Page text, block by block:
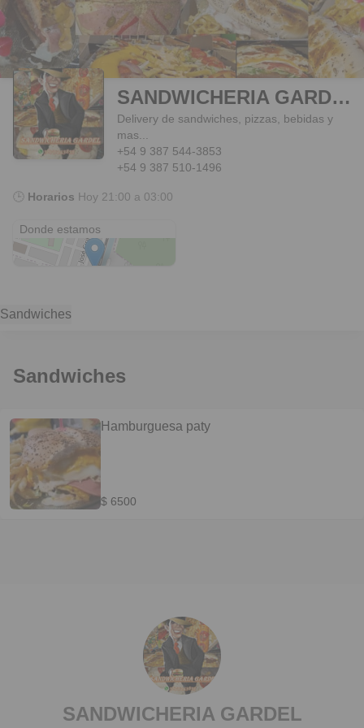
SANDWICHERIA GARDEL
Delivery de sandwiches, pizzas, bebidas y
mas...
+54 9 387 544-3853
+54 9 387 510-1496
🕒 Horarios Hoy 21:00 a 03:00
Donde estamos
Sandwiches
Sandwiches
Hamburguesa paty
$ 6500
SANDWICHERIA GARDEL